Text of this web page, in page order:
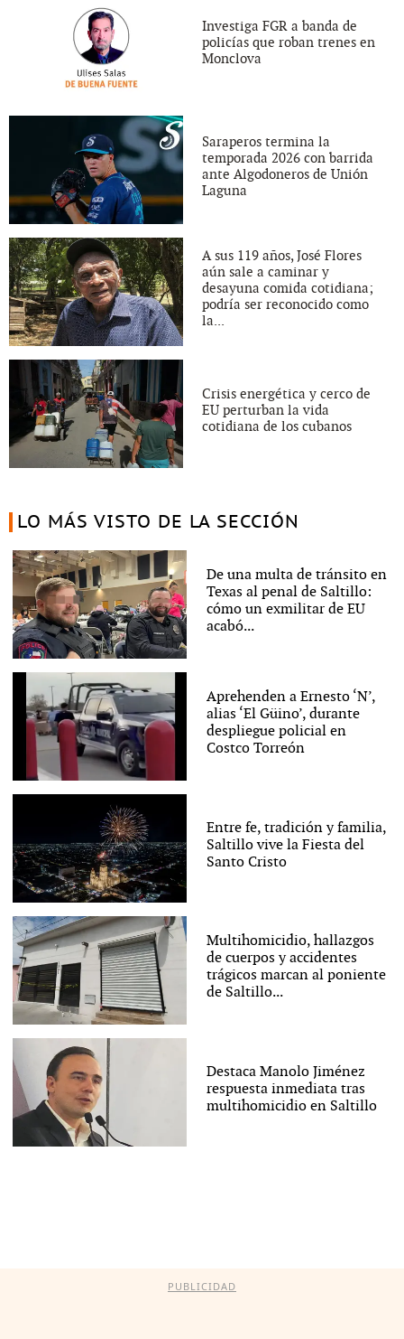
Investiga FGR a banda de
policías que roban trenes en
Monclova
Saraperos termina la
temporada 2026 con barrida
ante Algodoneros de Unión
Laguna
A sus 119 años, José Flores
aún sale a caminar y
desayuna comida cotidiana;
podría ser reconocido como
la...
Crisis energética y cerco de
EU perturban la vida
cotidiana de los cubanos
LO MÁS VISTO DE LA SECCIÓN
De una multa de tránsito en
Texas al penal de Saltillo:
cómo un exmilitar de EU
acabó...
Aprehenden a Ernesto ‘N’,
alias ‘El Güino’, durante
despliegue policial en
Costco Torreón
Entre fe, tradición y familia,
Saltillo vive la Fiesta del
Santo Cristo
Multihomicidio, hallazgos
de cuerpos y accidentes
trágicos marcan al poniente
de Saltillo...
Destaca Manolo Jiménez
respuesta inmediata tras
multihomicidio en Saltillo
PUBLICIDAD